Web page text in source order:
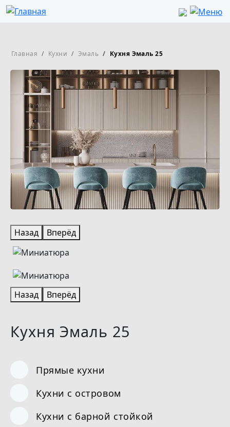
Перейти к основному содержанию
Строка навигации
Главная Кухни Эмаль Кухня Эмаль 25
Назад Вперёд
Назад Вперёд
Кухня Эмаль 25
Прямые кухни
Кухни с островом
Кухни с барной стойкой